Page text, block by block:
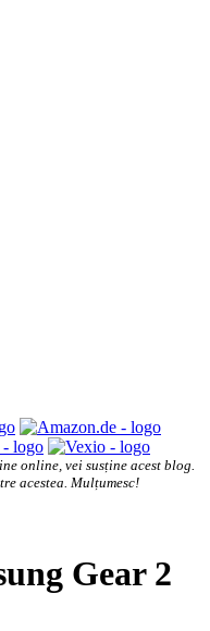
online, vei susține acest blog.
acestea. Mulțumesc!
Gear 2